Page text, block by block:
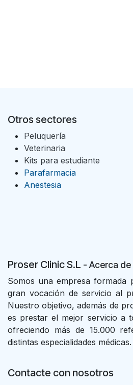
Otros sectores
Peluquería
Veterinaria
Kits para estudiante
Parafarmacia
Anestesia
Proser Clinic S.L - Acerca de
Somos una empresa
gran vocación de servicio al
Nuestro objetivo, además de
es prestar el mejor servicio a
ofreciendo más de 15.000
distintas especialidades médicas.
Contacte con nosotros